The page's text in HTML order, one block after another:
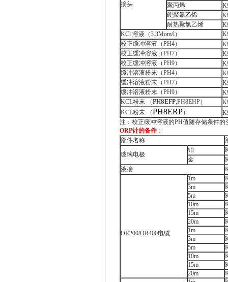
接头
聚丙烯
硬聚氯乙烯
耐热聚氯乙烯
KCl 溶液（3.3Mom/l）
校正缓冲溶液（PH4）
校正缓冲溶液（PH7）
校正缓冲溶液（PH9）
缓冲溶液粉末（PH4）
缓冲溶液粉末（PH7）
缓冲溶液粉末（PH9）
KCL粉末 （PH8EFP,PH8EHP）
KCL粉末 （PH8ERP）
注：校正缓冲溶液的PH值随存储条件
ORP计的备件：
部件名称
玻璃电极
铂
金
液接
OR200/OR400电缆
1m
3m
5m
10m
15m
20m
1m
3m
5m
10m
15m
20m